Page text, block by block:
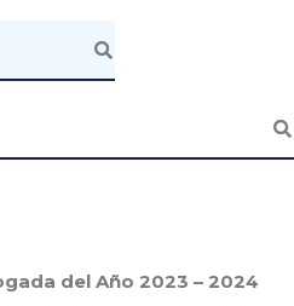
del Año 2023 – 2024